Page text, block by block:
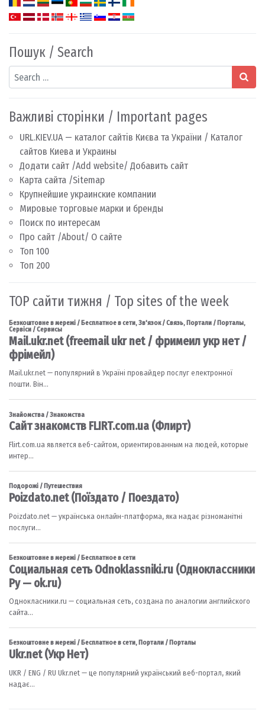
Пошук / Search
Search
Важливі сторінки / Important pages
URL.KIEV.UA — каталог сайтів Києва та України / Каталог
сайтов Киева и Украины
Додати сайт /Add website/ Добавить сайт
Карта сайта /Sitemap
Крупнейшие украинские компании
Мировые торговые марки и бренды
Поиск по интересам
Про сайт /About/ О сайте
Топ 100
Топ 200
TOP сайти тижня / Top sites of the week